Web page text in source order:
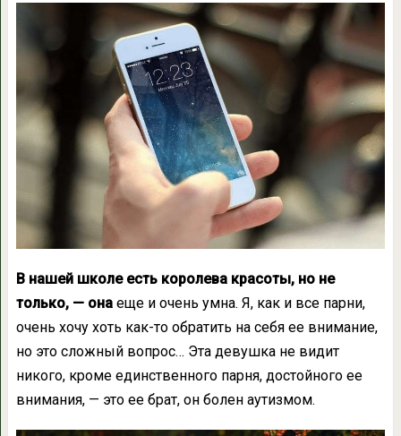
В нашей школе есть королева красоты, но не
только, — она еще и очень умна. Я, как и все парни,
очень хочу хоть как-то обратить на себя ее внимание,
но это сложный вопрос… Эта девушка не видит
никого, кроме единственного парня, достойного ее
внимания, — это ее брат, он болен аутизмом.